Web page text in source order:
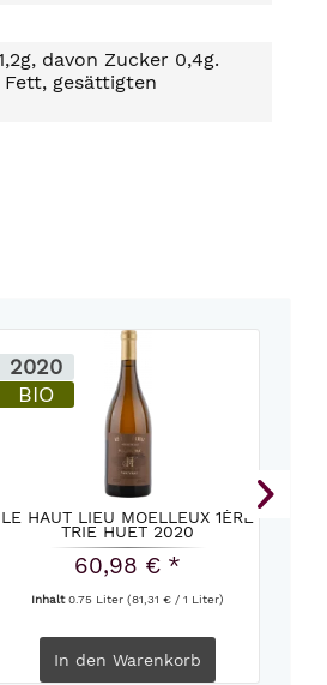
davon Zucker 0,4g.
gesättigten
2020
BIO
LE HAUT LIEU MOELLEUX 1ÈRE
TRIE HUET 2020
60,98 € *
Inhalt0.75 Liter(81,31 € / 1 Liter)
In den Warenkorb